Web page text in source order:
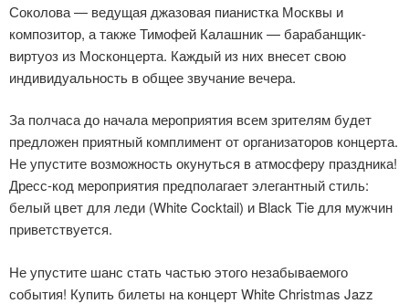
Соколова — ведущая джазовая пианистка Москвы и
композитор, а также Тимофей Калашник — барабанщик-
виртуоз из Москонцерта. Каждый из них внесет свою
индивидуальность в общее звучание вечера.
За полчаса до начала мероприятия всем зрителям будет
предложен приятный комплимент от организаторов концерта.
Не упустите возможность окунуться в атмосферу праздника!
Дресс-код мероприятия предполагает элегантный стиль:
белый цвет для леди (White Cocktail) и Black Tie для мужчин
приветствуется.
Не упустите шанс стать частью этого незабываемого
события! Купить билеты на концерт White Christmas Jazz